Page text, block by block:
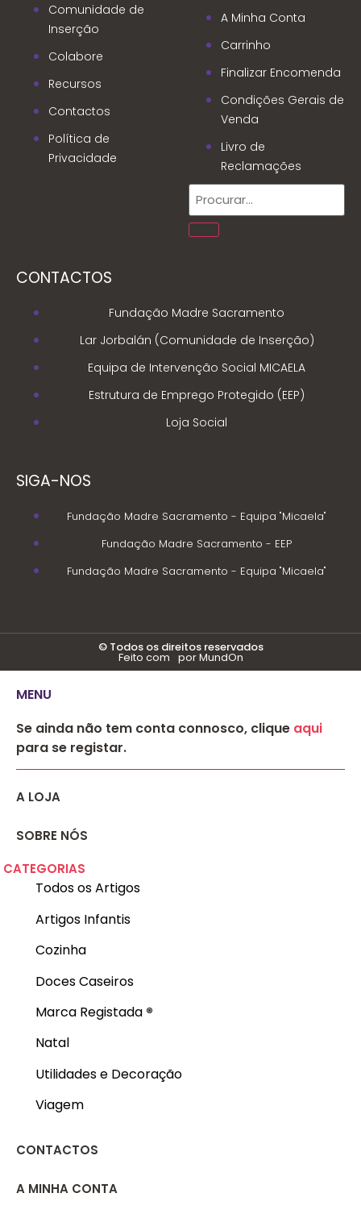
Comunidade de
Inserção
Colabore
Recursos
Contactos
Política de
Privacidade
A Minha Conta
Carrinho
Finalizar Encomenda
Condições Gerais de
Venda
Livro de
Reclamações
CONTACTOS
Fundação Madre Sacramento
Lar Jorbalán (Comunidade de Inserção)
Equipa de Intervenção Social MICAELA
Estrutura de Emprego Protegido (EEP)
Loja Social
SIGA-NOS
Fundação Madre Sacramento - Equipa "Micaela"
Fundação Madre Sacramento - EEP
Fundação Madre Sacramento - Equipa "Micaela"
© Todos os direitos reservados
Feito com por MundOn
MENU
Se ainda não tem conta connosco, clique aqui
para se registar.
A LOJA
SOBRE NÓS
CATEGORIAS
Todos os Artigos
Artigos Infantis
Cozinha
Doces Caseiros
Marca Registada ®
Natal
Utilidades e Decoração
Viagem
CONTACTOS
A MINHA CONTA